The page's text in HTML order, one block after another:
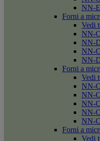
NN-
Forni a
Vedi
NN-
NN-
NN-
NN-
Forni a
Vedi
NN-
NN-
NN-
NN-
NN-
Forni a
Vedi